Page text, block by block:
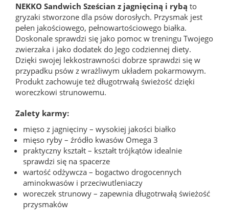
NEKKO Sandwich Sześcian z jagnięciną i rybą to
gryzaki stworzone dla psów dorosłych. Przysmak jest
pełen jakościowego, pełnowartościowego białka.
Doskonale sprawdzi się jako pomoc w treningu Twojego
zwierzaka i jako dodatek do Jego codziennej diety.
Dzięki swojej lekkostrawności dobrze sprawdzi się w
przypadku psów z wrażliwym układem pokarmowym.
Produkt zachowuje też długotrwałą świeżość dzięki
woreczkowi strunowemu.
Zalety karmy:
mięso z jagnięciny – wysokiej jakości białko
mięso ryby – źródło kwasów Omega 3
praktyczny kształt – kształt trójkątów idealnie
sprawdzi się na spacerze
wartość odżywcza – bogactwo drogocennych
aminokwasów i przeciwutleniaczy
woreczek strunowy – zapewnia długotrwałą świeżość
przysmaków